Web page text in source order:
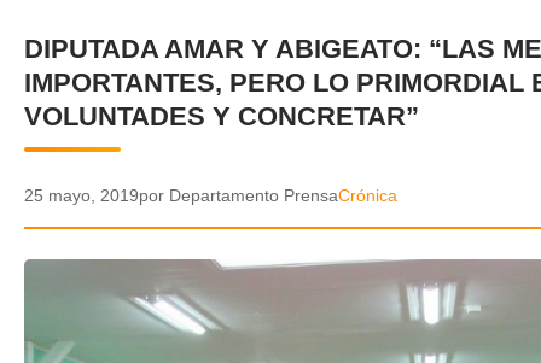
DEPORTES
ENTRETENIMIENTO Y CULTURA
VIDEOS
✕
DIPUTADA AMAR Y ABIGEATO: “LAS
IMPORTANTES, PERO LO PRIMORDIAL
VOLUNTADES Y CONCRETAR”
25 mayo, 2019por Departamento PrensaCrónica